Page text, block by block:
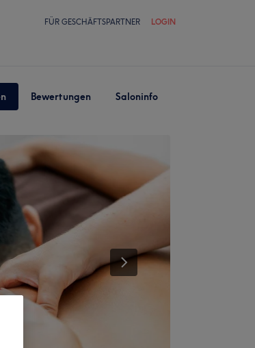
FÜR GESCHÄFTSPARTNER LOGIN
Bewertungen Saloninfo